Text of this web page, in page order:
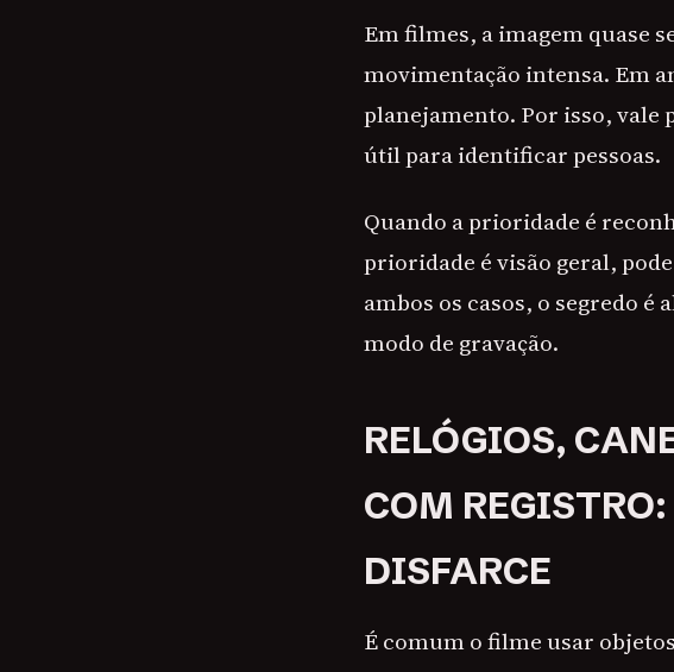
Em filmes, a imagem quase
movimentação intensa. Em
planejamento. Por isso, vale
útil para identificar pessoas.
Quando a prioridade é
prioridade é visão geral,
ambos os casos, o segredo
modo de gravação.
RELÓGIOS,
COM
DISFARCE
É comum o filme usar